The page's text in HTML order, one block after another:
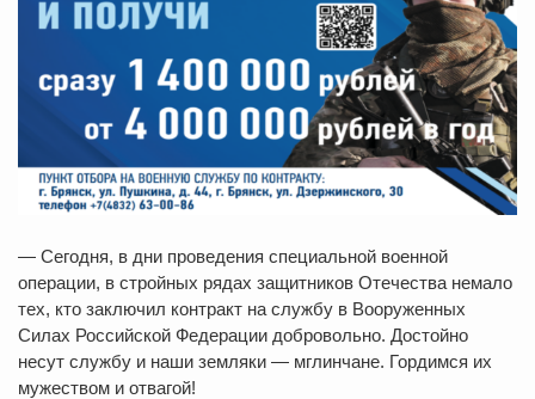
— Сегодня, в дни проведения специальной военной
операции, в стройных рядах защитников Отечества немало
тех, кто заключил контракт на службу в Вооруженных
Силах Российской Федерации добровольно. Достойно
несут службу и наши земляки — мглинчане. Гордимся их
мужеством и отвагой!